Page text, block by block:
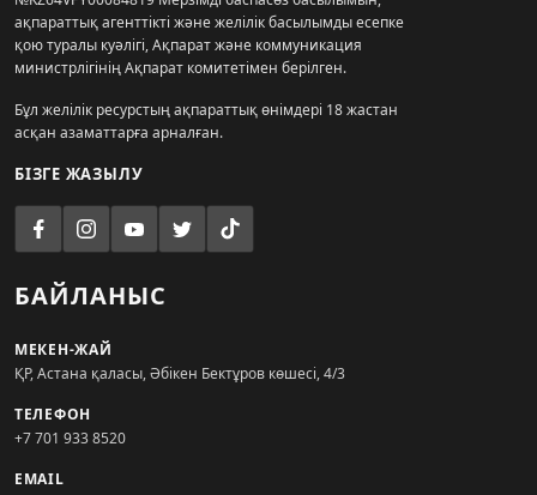
ақпараттық агенттікті және желілік басылымды есепке
қою туралы куәлігі, Ақпарат және коммуникация
министрлігінің Ақпарат комитетімен берілген.
Бұл желілік ресурстың ақпараттық өнімдері 18 жастан
асқан азаматтарға арналған.
БІЗГЕ ЖАЗЫЛУ
БАЙЛАНЫС
МЕКЕН-ЖАЙ
ҚР, Астана қаласы, Әбікен Бектұров көшесі, 4/3
ТЕЛЕФОН
+7 701 933 8520
EMAIL